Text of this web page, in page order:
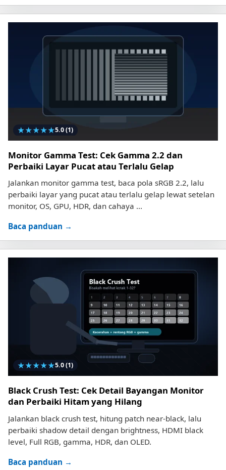
★★★★★5.0(1)
Monitor Gamma Test: Cek Gamma 2.2 dan
Perbaiki Layar Pucat atau Terlalu Gelap
Jalankan monitor gamma test, baca pola sRGB 2.2, lalu
perbaiki layar yang pucat atau terlalu gelap lewat setelan
monitor, OS, GPU, HDR, dan cahaya ...
Baca panduan →
★★★★★5.0(1)
Black Crush Test: Cek Detail Bayangan Monitor
dan Perbaiki Hitam yang Hilang
Jalankan black crush test, hitung patch near-black, lalu
perbaiki shadow detail dengan brightness, HDMI black
level, Full RGB, gamma, HDR, dan OLED.
Baca panduan →